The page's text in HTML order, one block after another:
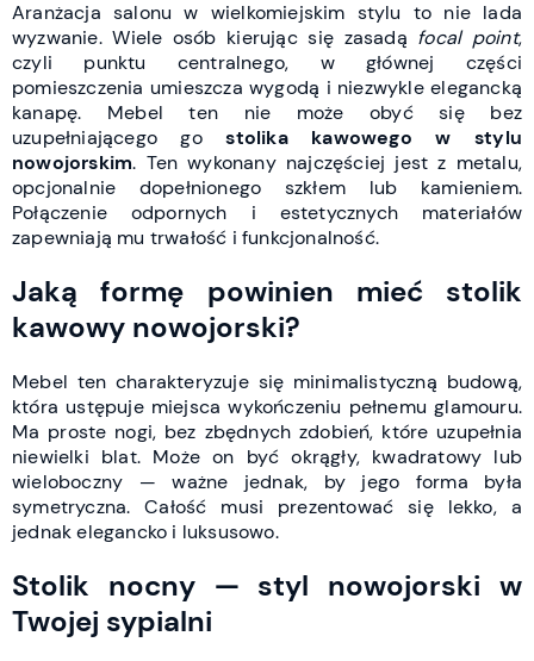
Aranżacja salonu w wielkomiejskim stylu to nie lada
wyzwanie. Wiele osób kierując się zasadą focal point,
czyli punktu centralnego, w głównej części
pomieszczenia umieszcza wygodą i niezwykle elegancką
kanapę. Mebel ten nie może obyć się bez
uzupełniającego gostolika kawowego w stylu
nowojorskim. Ten wykonany najczęściej jest z metalu,
opcjonalnie dopełnionego szkłem lub kamieniem.
Połączenie odpornych i estetycznych materiałów
zapewniają mu trwałość i funkcjonalność.
Jaką formę powinien mieć stolik
kawowy nowojorski?
Mebel ten charakteryzuje się minimalistyczną budową,
która ustępuje miejsca wykończeniu pełnemu glamouru.
Ma proste nogi, bez zbędnych zdobień, które uzupełnia
niewielki blat. Może on być okrągły, kwadratowy lub
wieloboczny — ważne jednak, by jego forma była
symetryczna. Całość musi prezentować się lekko, a
jednak elegancko i luksusowo.
Stolik nocny — styl nowojorski w
Twojej sypialni